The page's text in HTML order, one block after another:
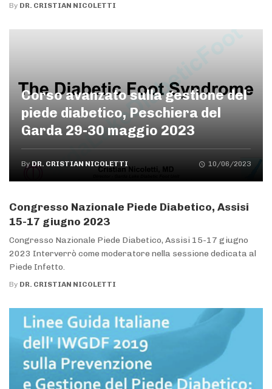
By DR. CRISTIAN NICOLETTI
Corso avanzato sulla gestione del
piede diabetico, Peschiera del
Garda 29-30 maggio 2023
By DR. CRISTIAN NICOLETTI 10/06/2023
Congresso Nazionale Piede Diabetico, Assisi
15-17 giugno 2023
Congresso Nazionale Piede Diabetico, Assisi 15-17 giugno
2023 Interverrò come moderatore nella sessione dedicata al
Piede Infetto.
By DR. CRISTIAN NICOLETTI